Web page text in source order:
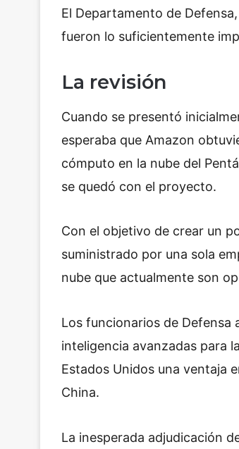
El Departamento de
fueron lo suficientemente
La revisión
Cuando se presentó
esperaba que Amazon
cómputo en la nube del
se quedó con el proyecto.
Con el objetivo de crear un
suministrado por una sola
nube que actualmente son
Los funcionarios de Defensa
inteligencia avanzadas para
Estados Unidos una ventaja
China.
La inesperada adjudicación